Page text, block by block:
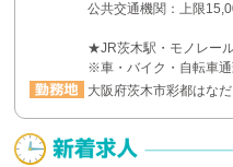
公共交通機関：上限
★JR茨木駅・モノレー
※車・バイク・自転車通
大阪府茨木市彩都はなだ